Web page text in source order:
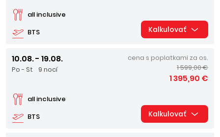
BTS
all inclusive
Kalkulovať
10.08. - 19.08.
Po - St 9 nocí
BTS
all inclusive
cena s poplatkami za os.
1 599,00 €
1 395,90 €
Kalkulovať